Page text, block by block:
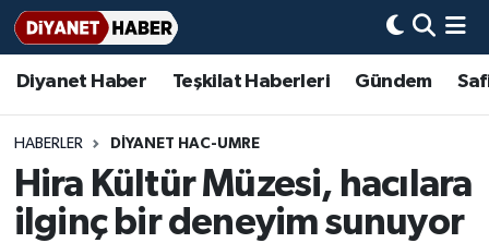
Diyanet Haber Teşkilat Haberleri Gündem
HABERLER DİYANET HAC-UMRE
Hira Kültür Müzesi, hacılara
ilginç bir deneyim sunuyor
Diyanet Haber
Teşkilat Haberleri
Adana Müftülüğü
Adıyaman Müftülüğü
Afyonkarahisar Müftülüğü
Gündem
Bir Ayet
Bir Hikaye
Biyografiler
Aile Dergisi
Aylık Dergi
İmam Hatip Okulları
Başmakale
Hadis-i Şerifler
Hayat Okumaları
Nöbetçi Eczaneler
Hava Durumu
Ankara Namaz Vakitleri